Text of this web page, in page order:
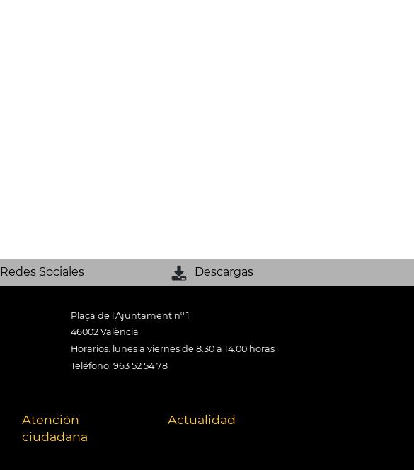
Redes Sociales Descargas
Plaça de l'Ajuntament nº 1
46002 València
Horarios: lunes a viernes de 8:30 a 14:00 horas
Teléfono: 963 52 54 78
Atención
ciudadana
Actualidad